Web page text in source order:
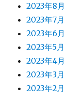
2023年8月
2023年7月
2023年6月
2023年5月
2023年4月
2023年3月
2023年2月